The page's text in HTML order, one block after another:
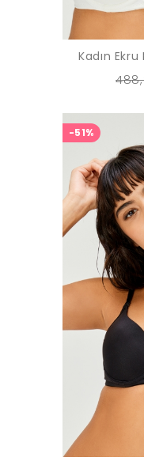
Kadın
-51%